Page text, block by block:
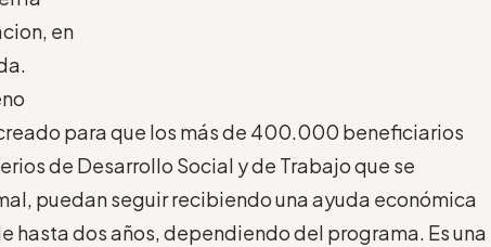
en
para que los más de 400.000 beneficiarios
de Desarrollo Social y de Trabajo que se
puedan seguir recibiendo una ayuda económica
hasta dos años, dependiendo del programa. Es una